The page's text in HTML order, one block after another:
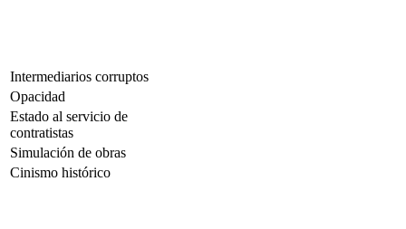
Intermediarios corruptos
Opacidad
Estado al servicio de
contratistas
Simulación de obras
Cinismo histórico